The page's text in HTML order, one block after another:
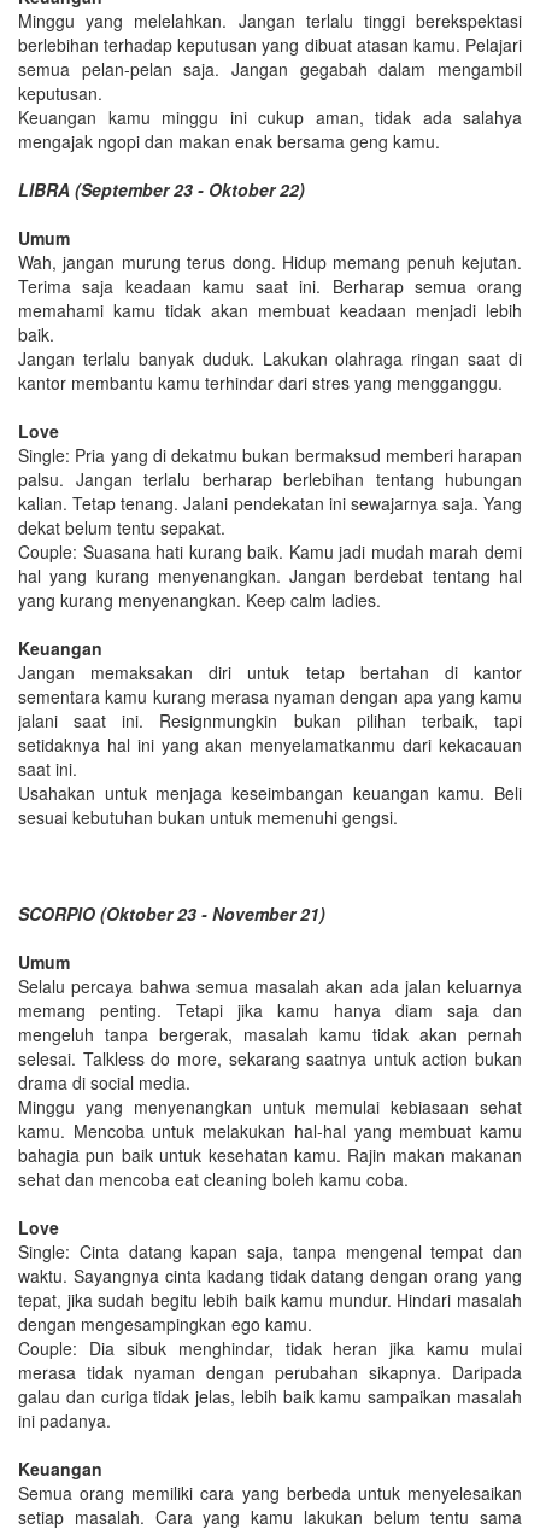
Minggu yang melelahkan. Jangan terlalu tinggi berekspektasi
berlebihan terhadap keputusan yang dibuat atasan kamu. Pelajari
semua pelan-pelan saja. Jangan gegabah dalam mengambil
keputusan.
Keuangan kamu minggu ini cukup aman, tidak ada salahya
mengajak ngopi dan makan enak bersama geng kamu.
LIBRA (September 23 - Oktober 22)
Umum
Wah, jangan murung terus dong. Hidup memang penuh kejutan.
Terima saja keadaan kamu saat ini. Berharap semua orang
memahami kamu tidak akan membuat keadaan menjadi lebih
baik.
Jangan terlalu banyak duduk. Lakukan olahraga ringan saat di
kantor membantu kamu terhindar dari stres yang mengganggu.
Love
Single: Pria yang di dekatmu bukan bermaksud memberi harapan
palsu. Jangan terlalu berharap berlebihan tentang hubungan
kalian. Tetap tenang. Jalani pendekatan ini sewajarnya saja. Yang
dekat belum tentu sepakat.
Couple: Suasana hati kurang baik. Kamu jadi mudah marah demi
hal yang kurang menyenangkan. Jangan berdebat tentang hal
yang kurang menyenangkan. Keep calm ladies.
Keuangan
Jangan memaksakan diri untuk tetap bertahan di kantor
sementara kamu kurang merasa nyaman dengan apa yang kamu
jalani saat ini. Resignmungkin bukan pilihan terbaik, tapi
setidaknya hal ini yang akan menyelamatkanmu dari kekacauan
saat ini.
Usahakan untuk menjaga keseimbangan keuangan kamu. Beli
sesuai kebutuhan bukan untuk memenuhi gengsi.
SCORPIO (Oktober 23 - November 21)
Umum
Selalu percaya bahwa semua masalah akan ada jalan keluarnya
memang penting. Tetapi jika kamu hanya diam saja dan
mengeluh tanpa bergerak, masalah kamu tidak akan pernah
selesai. Talkless do more, sekarang saatnya untuk action bukan
drama di social media.
Minggu yang menyenangkan untuk memulai kebiasaan sehat
kamu. Mencoba untuk melakukan hal-hal yang membuat kamu
bahagia pun baik untuk kesehatan kamu. Rajin makan makanan
sehat dan mencoba eat cleaning boleh kamu coba.
Love
Single: Cinta datang kapan saja, tanpa mengenal tempat dan
waktu. Sayangnya cinta kadang tidak datang dengan orang yang
tepat, jika sudah begitu lebih baik kamu mundur. Hindari masalah
dengan mengesampingkan ego kamu.
Couple: Dia sibuk menghindar, tidak heran jika kamu mulai
merasa tidak nyaman dengan perubahan sikapnya. Daripada
galau dan curiga tidak jelas, lebih baik kamu sampaikan masalah
ini padanya.
Keuangan
Semua orang memiliki cara yang berbeda untuk menyelesaikan
setiap masalah. Cara yang kamu lakukan belum tentu sama